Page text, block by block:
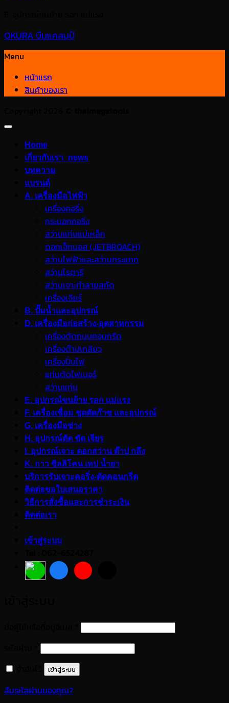
OKURA บีมแคลมป์
Menu
หน้าแรก
สินค้าของเรา
Home
เกี่ยวกับเรา_news
บทความ
แบรนด์
A. เครื่องมือไฟฟ้า
เครื่องคอริ่ง
กระบอกคอริ่ง
สว่านแท่นแม่เหล็ก
ดอกเจ็ทบอส (JETBROACH)
สว่านไฟฟ้าและสว่านกระแทก
สว่านโรตารี
สว่านเจาะทำลายสกัด
เครื่องเจียร์
B. ปั๊มน้ำและอุปกรณ์
D. เครื่องมือก่อสร้าง-อุตสาหกรรม
เครื่องตัดถนนคอนกรีต
เครื่องต๊าปเกลียว
เครื่องปั่นไฟ
แท่นตัดไฟเบอร์
สว่านแท่น
E. อุปกรณ์ขนย้าย รอก แม่แรง
F. เครื่องเชื่อม ชุดตัดก๊าซ และอุปกรณ์
G. เครื่องมือช่าง
H. อุปกรณ์ตัด ขัด เจียร
I. อุปกรณ์เจาะ ดอกสว่าน ต๊าป กลึง
K. กาว ซิลลิโคน เทป น้ำยา
บริการรับเจาะคอริ่ง-ตัดคอนกรีต
ติดต่อขอใบเสนอราคา
วิธีการสั่งซื้อและการชำระเงิน
ติดต่อเรา
เข้าสู่ระบบ
ต้องการ
ต้องการ
เข้าสู่ระบบ
ลืมรหัสผ่านของคุณ?